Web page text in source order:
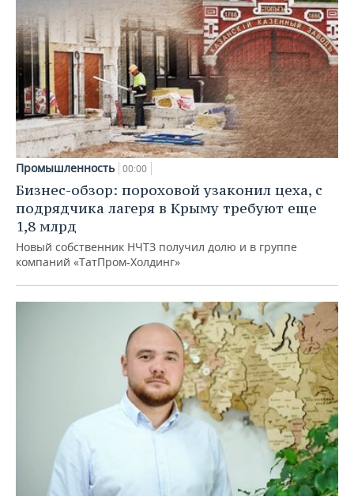
Промышленность 00:00
Бизнес-обзор: пороховой узаконил цеха, с
подрядчика лагеря в Крыму требуют еще
1,8 млрд
Новый собственник НЧТЗ получил долю и в группе
компаний «ТатПром-Холдинг»